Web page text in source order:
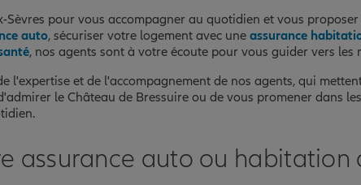
pour vous accompagner au quotidien et vous proposer
auto, sécuriser votre logement avec une assurance
, nos agents sont à votre écoute pour vous guider vers les
l'expertise et de l'accompagnement de nos agents, qui
le Château de Bressuire ou de vous promener dans
assurance auto ou habitation